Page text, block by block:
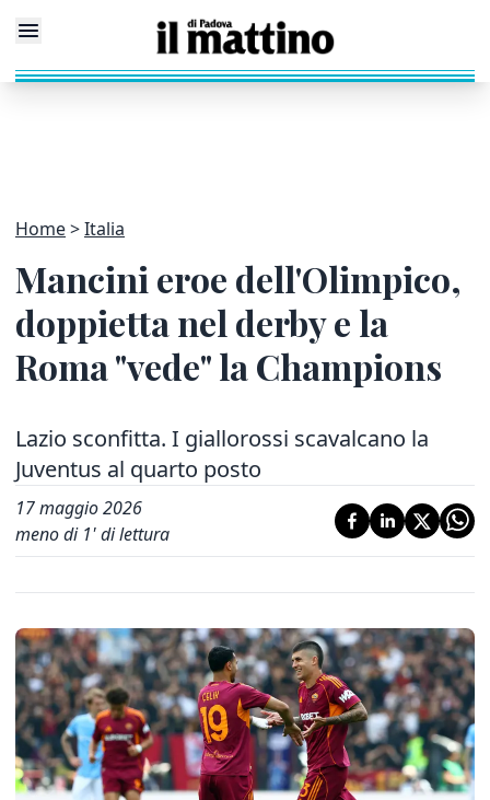
Home Italia
Mancini eroe dell'Olimpico,
doppietta nel derby e la
Roma "vede" la Champions
Lazio sconfitta. I giallorossi scavalcano la
Juventus al quarto posto
17 maggio 2026
meno di 1' di lettura